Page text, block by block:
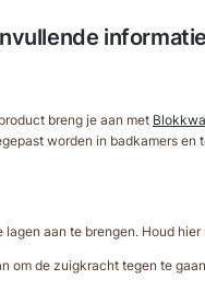
informatie
breng je aan met
worden in badkamers en
aan te brengen. Houd
om de zuigkracht tegen te